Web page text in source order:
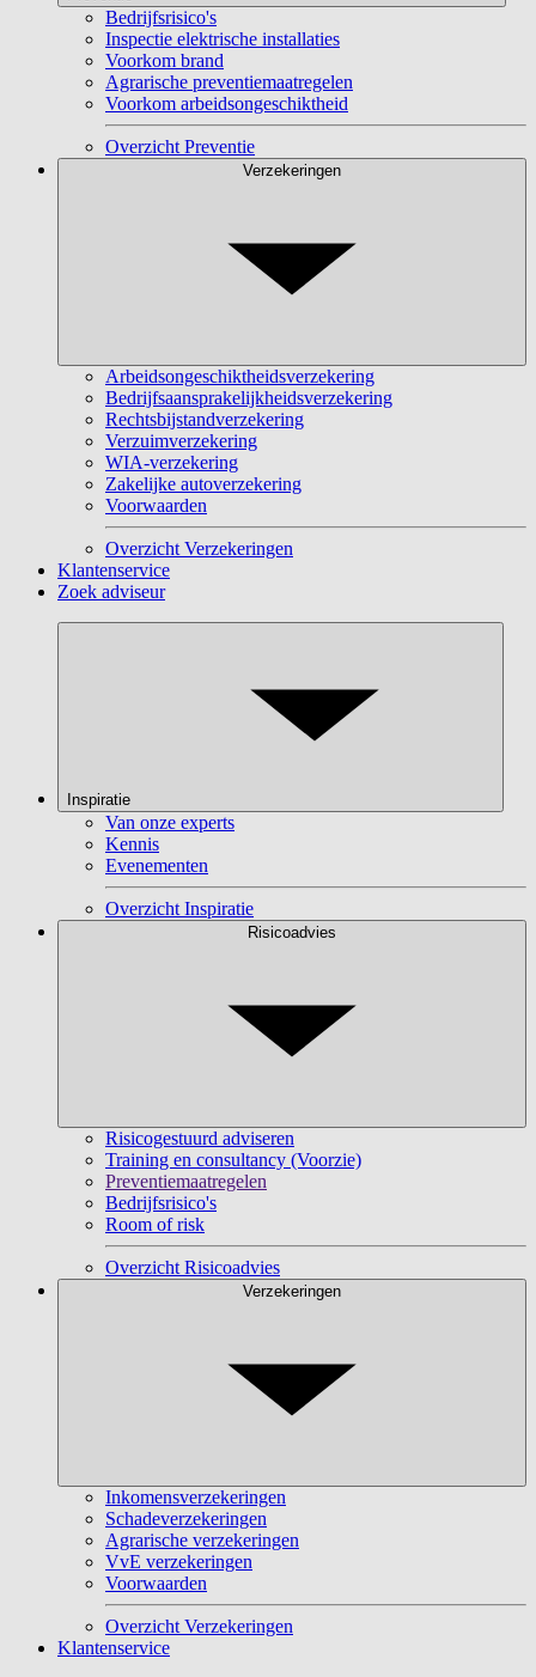
Bedrijfsrisico's
Inspectie elektrische installaties
Voorkom brand
Agrarische preventiemaatregelen
Voorkom arbeidsongeschiktheid
Overzicht Preventie
Verzekeringen
Arbeidsongeschiktheidsverzekering
Bedrijfsaansprakelijkheidsverzekering
Rechtsbijstandverzekering
Verzuimverzekering
WIA-verzekering
Zakelijke autoverzekering
Voorwaarden
Overzicht Verzekeringen
Klantenservice
Zoek adviseur
Inspiratie
Van onze experts
Kennis
Evenementen
Overzicht Inspiratie
Risicoadvies
Risicogestuurd adviseren
Training en consultancy (Voorzie)
Preventiemaatregelen
Bedrijfsrisico's
Room of risk
Overzicht Risicoadvies
Verzekeringen
Inkomensverzekeringen
Schadeverzekeringen
Agrarische verzekeringen
VvE verzekeringen
Voorwaarden
Overzicht Verzekeringen
Klantenservice